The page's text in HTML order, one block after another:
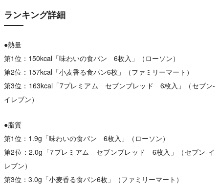
ランキング詳細
●熱量
第1位：150kcal「味わいの食パン 6枚入」（ローソン）
第2位：157kcal「小麦香る食パン6枚」（ファミリーマート）
第3位：163kcal「7プレミアム セブンブレッド 6枚入」（セブン-
イレブン）
●脂質
第1位：1.9g「味わいの食パン 6枚入」（ローソン）
第2位：2.0g「7プレミアム セブンブレッド 6枚入」（セブン-イ
レブン）
第3位：3.0g「小麦香る食パン6枚」（ファミリーマート）